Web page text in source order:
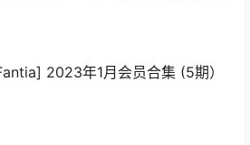
2023年1月会员合集 (5期）